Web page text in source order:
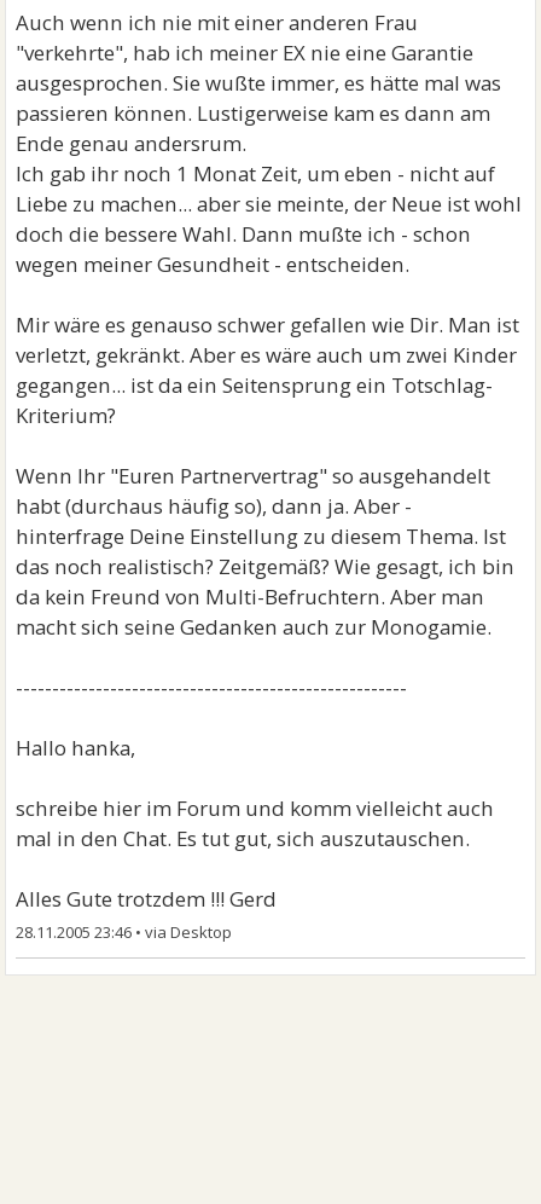
Auch wenn ich nie mit einer anderen Frau
"verkehrte", hab ich meiner EX nie eine Garantie
ausgesprochen. Sie wußte immer, es hätte mal was
passieren können. Lustigerweise kam es dann am
Ende genau andersrum.
Ich gab ihr noch 1 Monat Zeit, um eben - nicht auf
Liebe zu machen... aber sie meinte, der Neue ist wohl
doch die bessere Wahl. Dann mußte ich - schon
wegen meiner Gesundheit - entscheiden.
Mir wäre es genauso schwer gefallen wie Dir. Man ist
verletzt, gekränkt. Aber es wäre auch um zwei Kinder
gegangen... ist da ein Seitensprung ein Totschlag-
Kriterium?
Wenn Ihr "Euren Partnervertrag" so ausgehandelt
habt (durchaus häufig so), dann ja. Aber -
hinterfrage Deine Einstellung zu diesem Thema. Ist
das noch realistisch? Zeitgemäß? Wie gesagt, ich bin
da kein Freund von Multi-Befruchtern. Aber man
macht sich seine Gedanken auch zur Monogamie.
------------------------------------------------------
Hallo hanka,
schreibe hier im Forum und komm vielleicht auch
mal in den Chat. Es tut gut, sich auszutauschen.
Alles Gute trotzdem !!! Gerd
28.11.2005 23:46 •